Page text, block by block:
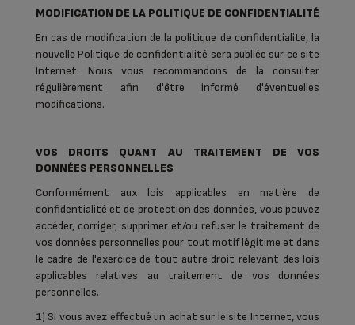
MODIFICATION DE LA POLITIQUE DE CONFIDENTIALITÉ
En cas de modification de la politique de confidentialité, la
nouvelle Politique de confidentialité sera publiée sur ce site
Internet. Nous vous recommandons de la consulter
régulièrement afin d'être informé d'éventuelles
modifications.
VOS DROITS QUANT AU TRAITEMENT DE VOS
DONNÉES PERSONNELLES
Conformément aux lois applicables en matière de
confidentialité et de protection des données, vous pouvez
accéder, corriger, supprimer et/ou refuser le traitement de
vos données personnelles pour tout motif légitime et dans
le cadre de l'exercice de tout autre droit relevant des lois
applicables relatives au traitement de vos données
personnelles.
1) Si vous avez effectué un achat sur le site Internet, vous